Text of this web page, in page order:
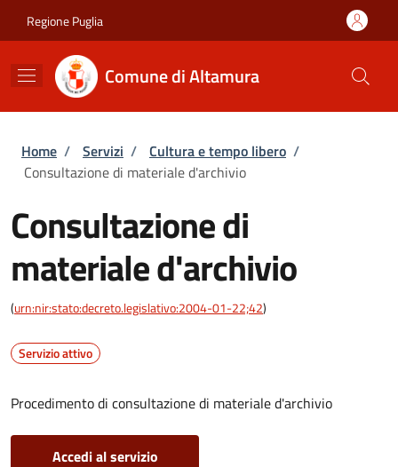
Regione Puglia
Comune di Altamura
Briciole di pane
Home / Servizi / Cultura e tempo libero /
Consultazione di materiale d'archivio
Consultazione di
materiale d'archivio
(urn:nir:stato:decreto.legislativo:2004-01-22;42)
Servizio attivo
Procedimento di consultazione di materiale d'archivio
Accedi al servizio